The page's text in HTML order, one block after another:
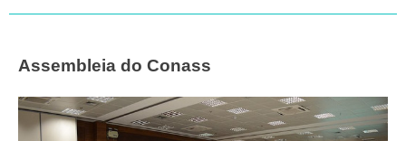
Assembleia do Conass